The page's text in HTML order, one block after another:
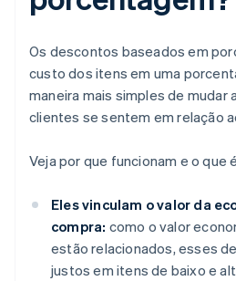
Os descontos baseados em
custo dos itens em uma
maneira mais simples de mudar
clientes se sentem em relação
Veja por que funcionam e o que
Eles vinculam o valor da
compra: como o valor
estão relacionados, esses
justos em itens de baixo e